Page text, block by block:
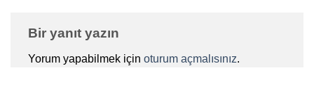
Bir yanıt yazın
Yorum yapabilmek için oturum açmalısınız.